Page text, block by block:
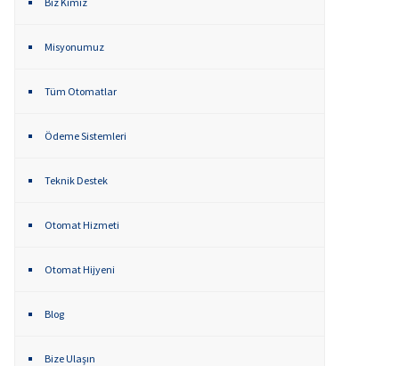
Misyonumuz
Tüm Otomatlar
Ödeme Sistemleri
Teknik Destek
Otomat Hizmeti
Otomat Hijyeni
Blog
Bize Ulaşın